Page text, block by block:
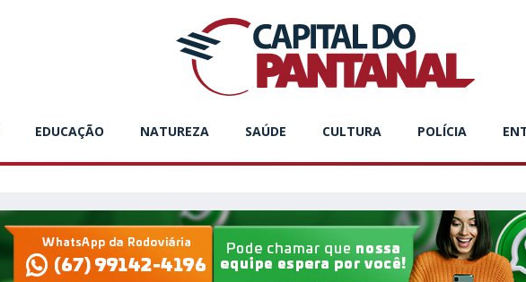
EDUCAÇÃO NATUREZA SAÚDE CULTURA POLÍCIA